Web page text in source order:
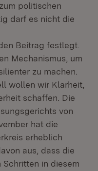
politischen
darf es nicht die
Beitrag festlegt.
Mechanismus, um
zu machen.
wollen wir Klarheit,
schaffen. Die
von
hat die
erheblich
aus, dass die
in diesem